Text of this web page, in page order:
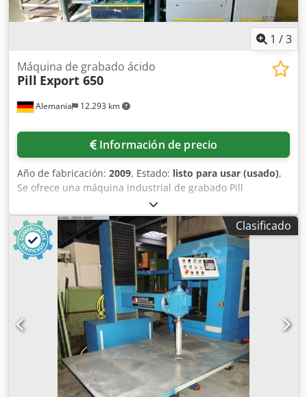
1 /3
Alemania 12.293 km
Máquina de grabado ácido
Pill Export 650
Información de precio
Año de fabricación: 2009, Estado: listo para usar (usado),
Se ofrece una máquina industrial de grabado Pill
procedente de una línea de fabricación de placas de
circuitos impresos. Las etapas del proceso son las
siguientes: zona de entrada, cámara de grabado, sistema
de reposición, sistema de enjuague en cascada de 4
etapas, secado y zona de salida; ancho de trabajo máximo:
650 mm; espesor de la placa de circuito impreso: 0,1 mm a
3,2 mm; velocidad de proceso: 0,5 m/min a 5,0 m/min;
temperatura máxima de proceso: 55 °C. Incluye una
bomba centrífuga magnética para la cámara de grabado,
una cuba con dimensiones X/Y: 3500 mm/2200 mm y un
elevador de palés Lantronic. Dimensiones de la máquina
X/Y/Z: aproximadamente 3400 mm/2000 mm/1300 mm. Es
posible realizar una inspección en las instalaciones.
Crodpfeznx Imox Apcof
Clasificado